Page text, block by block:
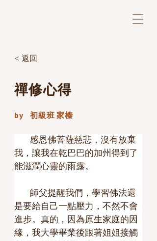
< 返回
禪修心得
by 初級班 家榛
感恩佛菩薩慈悲，沒有放棄
我，讓我在乾巴巴的加州得到了
能滋潤心靈的雨露。
師父提醒我們，學習佛法還
是要給自己一點壓力，不然不會
進步。真的，因為原生家庭的因
緣，我大學畢業後跟著姐姐接觸